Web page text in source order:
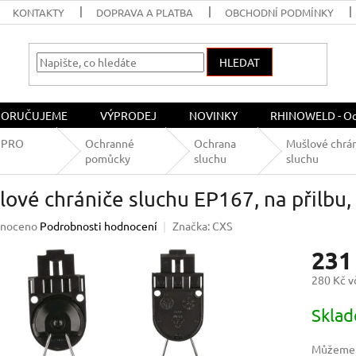
KONTAKTY DOPRAVA A PLATBA OBCHODNÍ PODMÍNKY
HLEDAT
VÝPRODEJ NOVINKY RHINOWELD -
Ochranné
pomůcky
Ochrana
sluchu
Mušlové
sluchu
chrániče sluchu EP167, na
Podrobnosti hodnocení Značka: CXS
280 Kč
cena: